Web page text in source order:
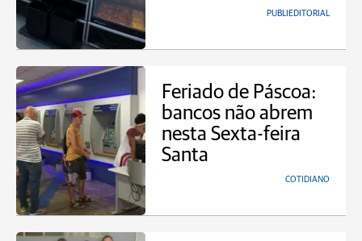
PUBLIEDITORIAL
Feriado de Páscoa:
bancos não abrem
nesta Sexta-feira
Santa
COTIDIANO